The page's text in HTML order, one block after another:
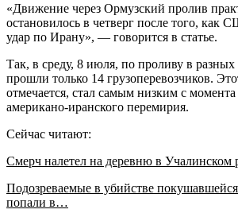
«Движение через Ормузский пролив
остановилось в четверг после того, как
удар по Ирану», — говорится в статье.
Так, в среду, 8 июля, по проливу в разных
прошли только 14 грузоперевозчиков.
отмечается, стал самым низким с
американо-иранского перемирия.
Сейчас читают:
Смерч налетел на деревню в Учалинском
Подозреваемые в убийстве
попали в…